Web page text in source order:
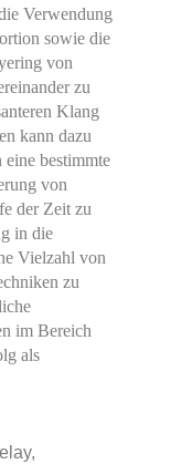
Verwendung
sowie die
von
zu
Klang
kann dazu
eine bestimmte
von
der Zeit zu
in die
Vielzahl von
zu
im Bereich
als